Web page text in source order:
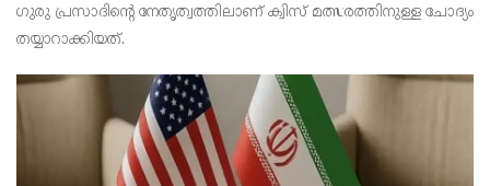
ഗുരു പ്രസാദിന്റെ നേതൃത്വത്തിലാണ് ക്വിസ് മത്സരത്തിനുള്ള ചോദ്യം
തയ്യാറാക്കിയത്.